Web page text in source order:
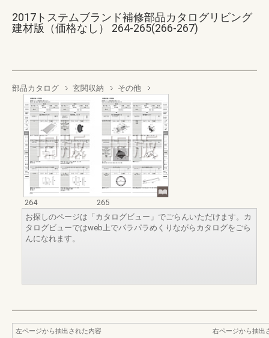
2017トステムブランド補修部品カタログリビング
建材版（価格なし） 264-265(266-267)
部品カタログ 玄関収納 その他
264
265
お探しのページは「カタログビュー」でごらんいただけます。カ
タログビューではweb上でパラパラめくりながらカタログをごら
んになれます。
左ページから抽出された内容
右ページから抽出